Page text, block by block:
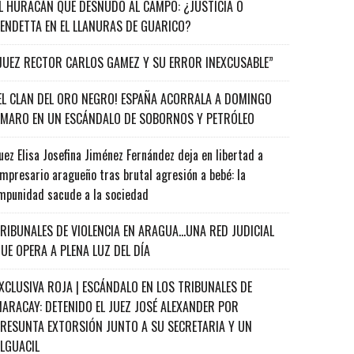
HURACÁN QUE DESNUDÓ AL CAMPO: ¿JUSTICIA O
EN EL LLANURAS DE GUARICO?
RECTOR CARLOS GAMEZ Y SU ERROR INEXCUSABLE”
CLAN DEL ORO NEGRO! ESPAÑA ACORRALA A DOMINGO
EN UN ESCÁNDALO DE SOBORNOS Y PETRÓLEO
Elisa Josefina Jiménez Fernández deja en libertad a
aragueño tras brutal agresión a bebé: la
sacude a la sociedad
DE VIOLENCIA EN ARAGUA…UNA RED JUDICIAL
OPERA A PLENA LUZ DEL DÍA
ROJA | ESCÁNDALO EN LOS TRIBUNALES DE
DETENIDO EL JUEZ JOSÉ ALEXANDER POR
EXTORSIÓN JUNTO A SU SECRETARIA Y UN